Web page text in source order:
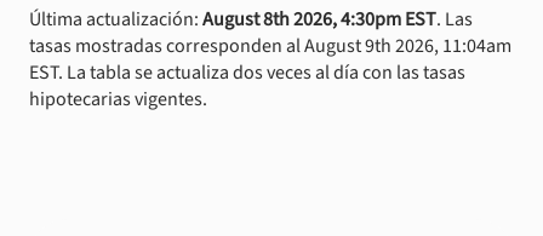
Última actualización:August 8th 2026, 4:30pm EST. Las
tasas mostradas corresponden al August 9th 2026, 11:04am
EST. La tabla se actualiza dos veces al día con las tasas
hipotecarias vigentes.